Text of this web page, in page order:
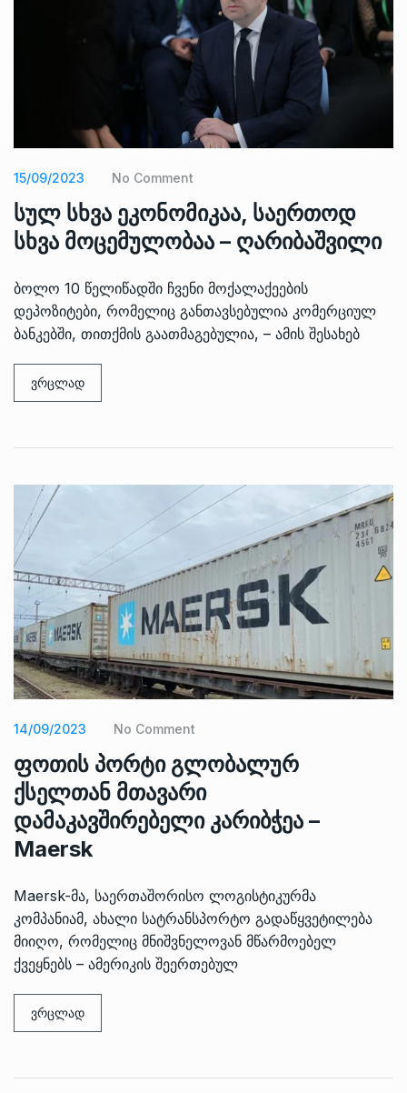
15/09/2023 No Comment
სულ სხვა ეკონომიკაა, საერთოდ
სხვა მოცემულობაა – ღარიბაშვილი
ბოლო 10 წელიწადში ჩვენი მოქალაქეების
დეპოზიტები, რომელიც განთავსებულია კომერციულ
ბანკებში, თითქმის გაათმაგებულია, – ამის შესახებ
ვრცლად
14/09/2023 No Comment
ფოთის პორტი გლობალურ
ქსელთან მთავარი
დამაკავშირებელი კარიბჭეა –
Maersk
Maersk-მა, საერთაშორისო ლოგისტიკურმა
კომპანიამ, ახალი სატრანსპორტო გადაწყვეტილება
მიიღო, რომელიც მნიშვნელოვან მწარმოებელ
ქვეყნებს – ამერიკის შეერთებულ
ვრცლად